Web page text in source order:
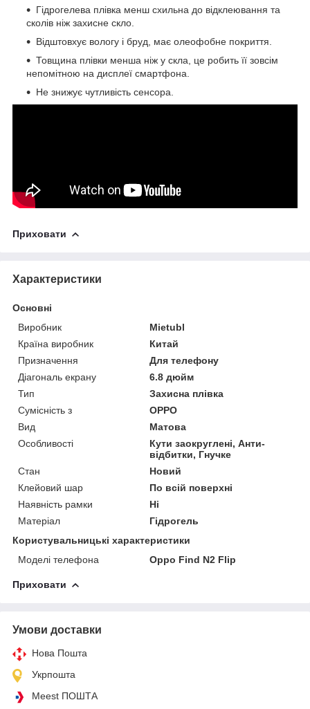
Гідрогелева плівка менш схильна до відклеювання та
сколів ніж захисне скло.
Відштовхує вологу і бруд, має олеофобне покриття.
Товщина плівки менша ніж у скла, це робить її зовсім
непомітною на дисплеї смартфона.
Не знижує чутливість сенсора.
Приховати
Характеристики
Основні
Виробник
Mietubl
Країна виробник
Китай
Призначення
Для телефону
Діагональ екрану
6.8 дюйм
Тип
Захисна плівка
Сумісність з
OPPO
Вид
Матова
Особливості
Кути заокруглені, Анти-
відбитки, Гнучке
Стан
Новий
Клейовий шар
По всій поверхні
Наявність рамки
Ні
Матеріал
Гідрогель
Користувальницькі характеристики
Моделі телефона
Oppo Find N2 Flip
Приховати
Умови доставки
Нова Пошта
Укрпошта
Meest ПОШТА